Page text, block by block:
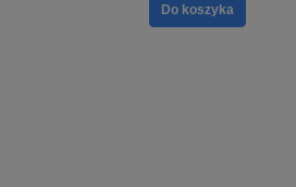
Do koszyka